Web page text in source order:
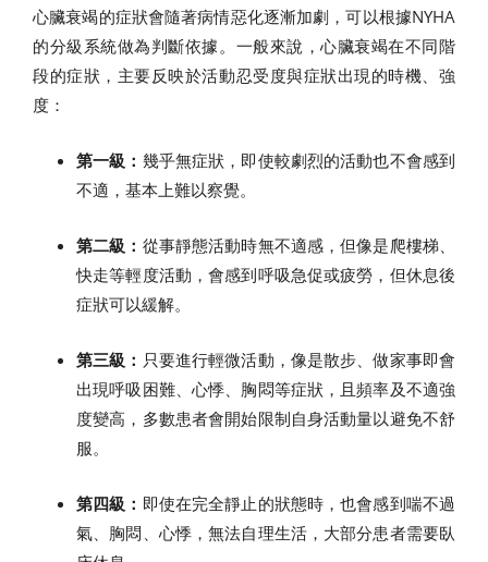
心臟衰竭的症狀會隨著病情惡化逐漸加劇，可以根據NYHA
的分級系統做為判斷依據。一般來說，心臟衰竭在不同階
段的症狀，主要反映於活動忍受度與症狀出現的時機、強
度：
第一級： 幾乎無症狀，即使較劇烈的活動也不會感到
不適，基本上難以察覺。
第二級： 從事靜態活動時無不適感，但像是爬樓梯、
快走等輕度活動，會感到呼吸急促或疲勞，但休息後
症狀可以緩解。
第三級： 只要進行輕微活動，像是散步、做家事即會
出現呼吸困難、心悸、胸悶等症狀，且頻率及不適強
度變高，多數患者會開始限制自身活動量以避免不舒
服。
第四級： 即使在完全靜止的狀態時，也會感到喘不過
氣、胸悶、心悸，無法自理生活，大部分患者需要臥